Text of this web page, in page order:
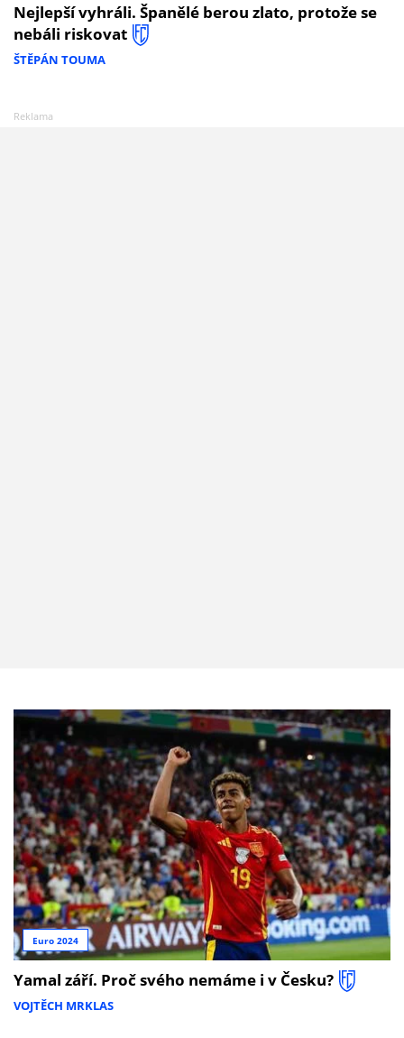
Nejlepší vyhráli. Španělé berou zlato, protože se
nebáli riskovat
ŠTĚPÁN TOUMA
Euro 2024
Yamal září. Proč svého nemáme i v Česku?
VOJTĚCH MRKLAS